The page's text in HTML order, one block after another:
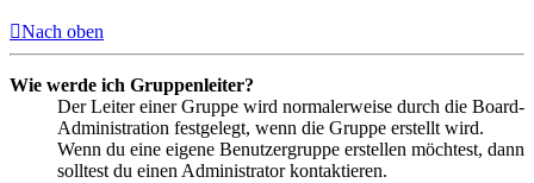
Nach oben
Wie werde ich Gruppenleiter?
Der Leiter einer Gruppe wird normalerweise durch die Board-
Administration festgelegt, wenn die Gruppe erstellt wird.
Wenn du eine eigene Benutzergruppe erstellen möchtest, dann
solltest du einen Administrator kontaktieren.